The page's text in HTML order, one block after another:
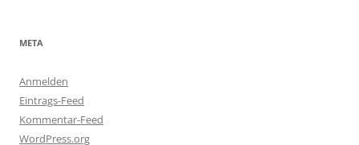
META
Anmelden
Eintrags-Feed
Kommentar-Feed
WordPress.org